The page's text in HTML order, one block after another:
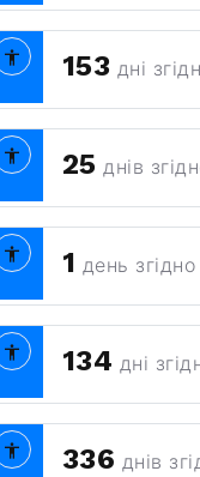
153 дні
25 днів
1 день
134 дні
336 днів